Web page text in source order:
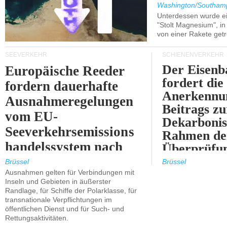
Washington/
Unterdessen wurde
"Stolt Magnesium",
von einer Rakete
SEEVERKEHR
Europäische Reeder
fordern dauerhafte
Ausnahmeregelungen
vom EU-
Seeverkehrsemissions
handelssystem nach
2030.
Brüssel
Ausnahmen gelten für Verbindungen mit
Inseln und Gebieten in äußerster
Randlage, für Schiffe der Polarklasse, für
transnationale Verpflichtungen im
öffentlichen Dienst und für Such- und
Rettungsaktivitäten.
SCHIENENVERKEHR
Der
fordert die
Beitrags
Rahmen
ETS.
Brüssel